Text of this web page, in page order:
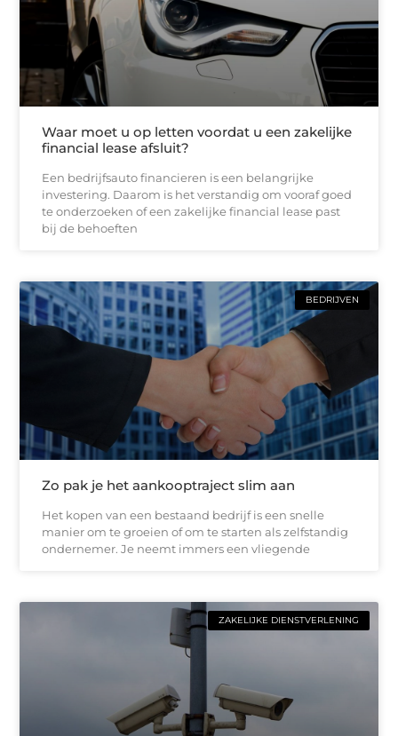
Waar moet u op letten voordat u een zakelijke
financial lease afsluit?
Een bedrijfsauto financieren is een belangrijke
investering. Daarom is het verstandig om vooraf goed
te onderzoeken of een zakelijke financial lease past
bij de behoeften
BEDRIJVEN
Zo pak je het aankooptraject slim aan
Het kopen van een bestaand bedrijf is een snelle
manier om te groeien of om te starten als zelfstandig
ondernemer. Je neemt immers een vliegende
ZAKELIJKE DIENSTVERLENING